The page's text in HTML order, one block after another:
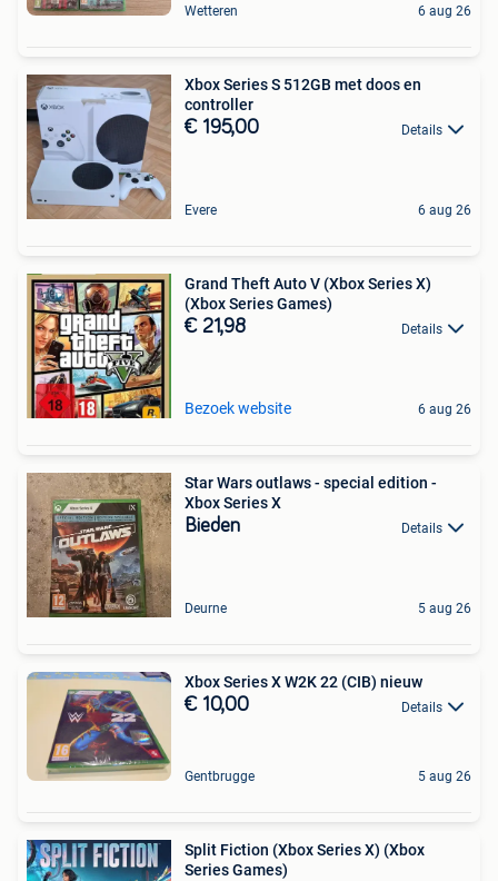
Wetteren 6 aug 26
Xbox Series S 512GB met doos en
controller
€ 195,00 Details
Evere 6 aug 26
Grand Theft Auto V (Xbox Series X)
(Xbox Series Games)
€ 21,98 Details
Bezoek website 6 aug 26
Star Wars outlaws - special edition -
Xbox Series X
Bieden Details
Deurne 5 aug 26
Xbox Series X W2K 22 (CIB) nieuw
€ 10,00 Details
Gentbrugge 5 aug 26
Split Fiction (Xbox Series X) (Xbox
Series Games)